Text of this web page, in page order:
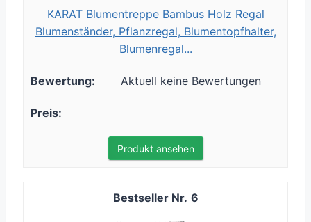
KARAT Blumentreppe Bambus Holz Regal
Blumenständer, Pflanzregal, Blumentopfhalter,
Blumenregal...
Aktuell keine Bewertungen
Produkt ansehen
6